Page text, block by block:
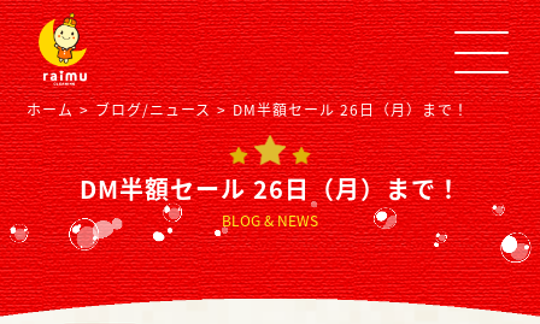
ホーム ブログ/ニュース DM半額セール 26日（月）まで！
DM半額セール 26日（月）まで！
BLOG & NEWS